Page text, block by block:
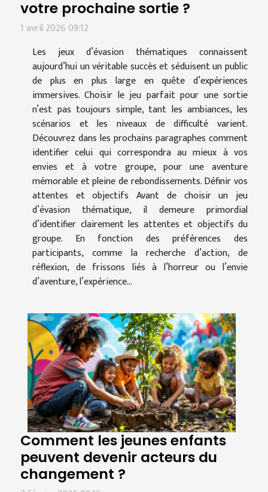
votre prochaine sortie ?
1 avril 2026 09:12
Les jeux d’évasion thématiques connaissent
aujourd’hui un véritable succès et séduisent un public
de plus en plus large en quête d’expériences
immersives. Choisir le jeu parfait pour une sortie
n’est pas toujours simple, tant les ambiances, les
scénarios et les niveaux de difficulté varient.
Découvrez dans les prochains paragraphes comment
identifier celui qui correspondra au mieux à vos
envies et à votre groupe, pour une aventure
mémorable et pleine de rebondissements. Définir vos
attentes et objectifs Avant de choisir un jeu
d’évasion thématique, il demeure primordial
d’identifier clairement les attentes et objectifs du
groupe. En fonction des préférences des
participants, comme la recherche d’action, de
réflexion, de frissons liés à l’horreur ou l’envie
d’aventure, l’expérience...
Comment les jeunes enfants
peuvent devenir acteurs du
changement ?